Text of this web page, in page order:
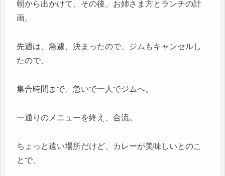
朝から出かけて、その後、お姉さま方とランチの計
画。
先週は、急遽、決まったので、ジムもキャンセルし
たので、
集合時間まで、急いで一人でジムへ。
一通りのメニューを終え、合流。
ちょっと遠い場所だけど、カレーが美味しいとのこ
とで、